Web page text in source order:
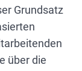
Grundsatz
über die